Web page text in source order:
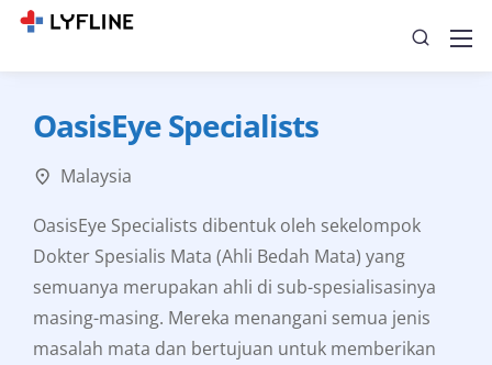
OasisEye Specialists
Malaysia
OasisEye Specialists dibentuk oleh sekelompok
Dokter Spesialis Mata (Ahli Bedah Mata) yang
semuanya merupakan ahli di sub-spesialisasinya
masing-masing. Mereka menangani semua jenis
masalah mata dan bertujuan untuk memberikan